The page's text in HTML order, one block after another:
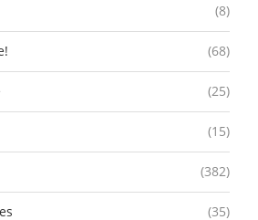
(8)
(68)
(25)
(15)
(382)
(35)